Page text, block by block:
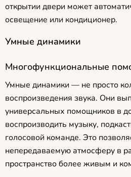
открытии двери может
освещение или кондиционер.
Умные динамики
Многофункциональные
Умные динамики — не просто
воспроизведения звука. Они
универсальных помощников в
воспроизводить музыку,
голосовой команде. Это
непередаваемую атмосферу в
пространство более живым и